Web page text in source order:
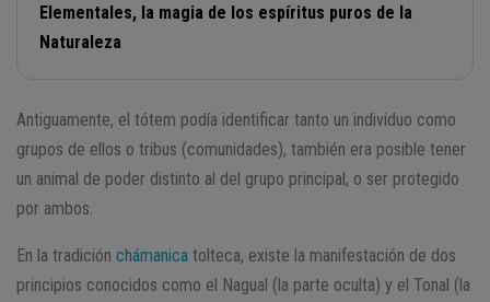
Elementales, la magia de los espíritus puros de la
Naturaleza
Antiguamente, el tótem podía identificar tanto un individuo como
grupos de ellos o tribus (comunidades), también era posible tener
un animal de poder distinto al del grupo principal, o ser protegido
por ambos.
En la tradición chámanica tolteca, existe la manifestación de dos
principios conocidos como el Nagual (la parte oculta) y el Tonal (la